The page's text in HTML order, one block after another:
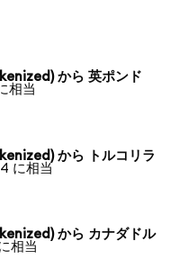
から 英ポンド
相当
から トルコリラ
に相当
から カナダドル
相当